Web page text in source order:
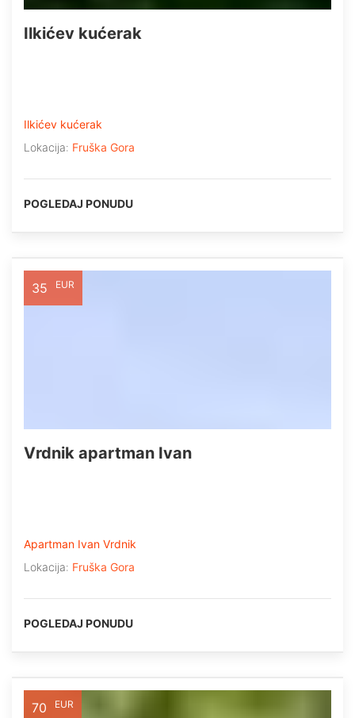
Ilkićev kućerak
Ilkićev kućerak
Lokacija: Fruška Gora
POGLEDAJ PONUDU
35 EUR
Vrdnik apartman Ivan
Apartman Ivan Vrdnik
Lokacija: Fruška Gora
POGLEDAJ PONUDU
70 EUR